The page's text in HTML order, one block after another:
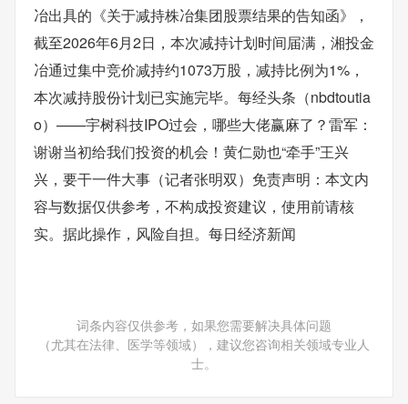
冶出具的《关于减持株冶集团股票结果的告知函》，
截至2026年6月2日，本次减持计划时间届满，湘投金
冶通过集中竞价减持约1073万股，减持比例为1%，
本次减持股份计划已实施完毕。每经头条（nbdtoutia
o）——宇树科技IPO过会，哪些大佬赢麻了？雷军：
谢谢当初给我们投资的机会！黄仁勋也“牵手”王兴
兴，要干一件大事（记者张明双）免责声明：本文内
容与数据仅供参考，不构成投资建议，使用前请核
实。据此操作，风险自担。每日经济新闻
词条内容仅供参考，如果您需要解决具体问题
（尤其在法律、医学等领域），建议您咨询相关领域专业人
士。